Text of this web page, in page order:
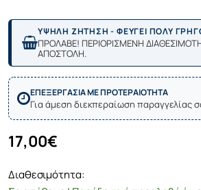
ΥΨΗΛΗ ΖΗΤΗΣΗ - ΦΕΥΓΕΙ ΠΟΛΥ
ΠΡΟΛΑΒΕ! ΠΕΡΙΟΡΙΣΜΕΝΗ
ΑΠΟΣΤΟΛΗ.
ΕΠΕΞΕΡΓΑΣΙΑ ΜΕ ΠΡΟΤΕΡΑΙΟΤΗΤΑ
Για άμεση διεκπεραίωση παραγγελίας
Διαθεσιμότητα:
17,00€